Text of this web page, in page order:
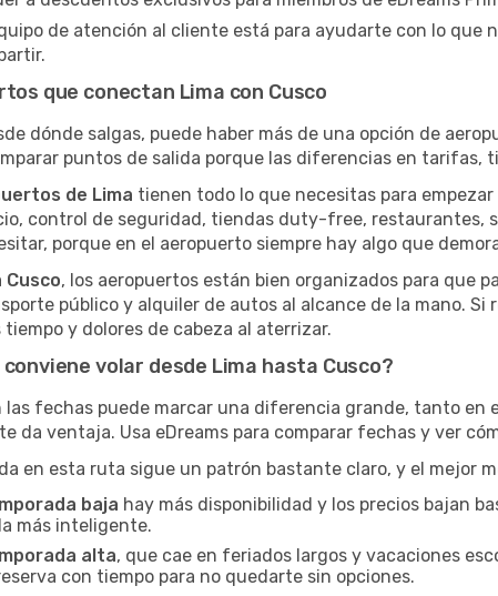
de atención al cliente está para ayudarte con lo que
que conectan Lima con Cusco
dónde salgas, puede haber más de una opción de
puntos de salida porque las diferencias en tarifas,
de Lima tienen todo lo que necesitas para
control de seguridad, tiendas duty-free, restaurantes,
porque en el aeropuerto siempre hay algo que
Cusco, los aeropuertos están bien organizados para que
público y alquiler de autos al alcance de la mano.
tiempo y dolores de cabeza al aterrizar.
conviene volar desde Lima hasta Cusco?
las fechas puede marcar una diferencia grande, tanto en
da ventaja. Usa eDreams para comparar fechas y ver
en esta ruta sigue un patrón bastante claro, y el mejor
baja hay más disponibilidad y los precios bajan
más inteligente.
alta, que cae en feriados largos y vacaciones
con tiempo para no quedarte sin opciones.